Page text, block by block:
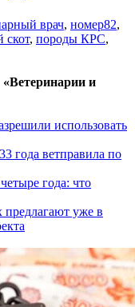
врач, номер82,
скот, породы КРС,
и
использовать
года ветправила по
года: что
уже в